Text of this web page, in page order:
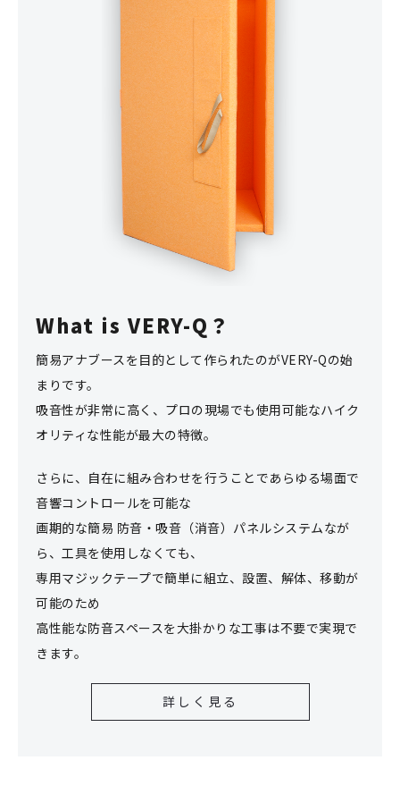
What is VERY-Q？
簡易アナブースを目的として作られたのがVERY-Qの始
まりです。
吸音性が非常に高く、プロの現場でも使用可能なハイク
オリティな性能が最大の特徴。
さらに、自在に組み合わせを行うことであらゆる場面で
音響コントロールを可能な
画期的な簡易 防音・吸音（消音）パネルシステムなが
ら、工具を使用しなくても、
専用マジックテープで簡単に組立、設置、解体、移動が
可能のため
高性能な防音スペースを大掛かりな工事は不要で実現で
きます。
詳しく見る